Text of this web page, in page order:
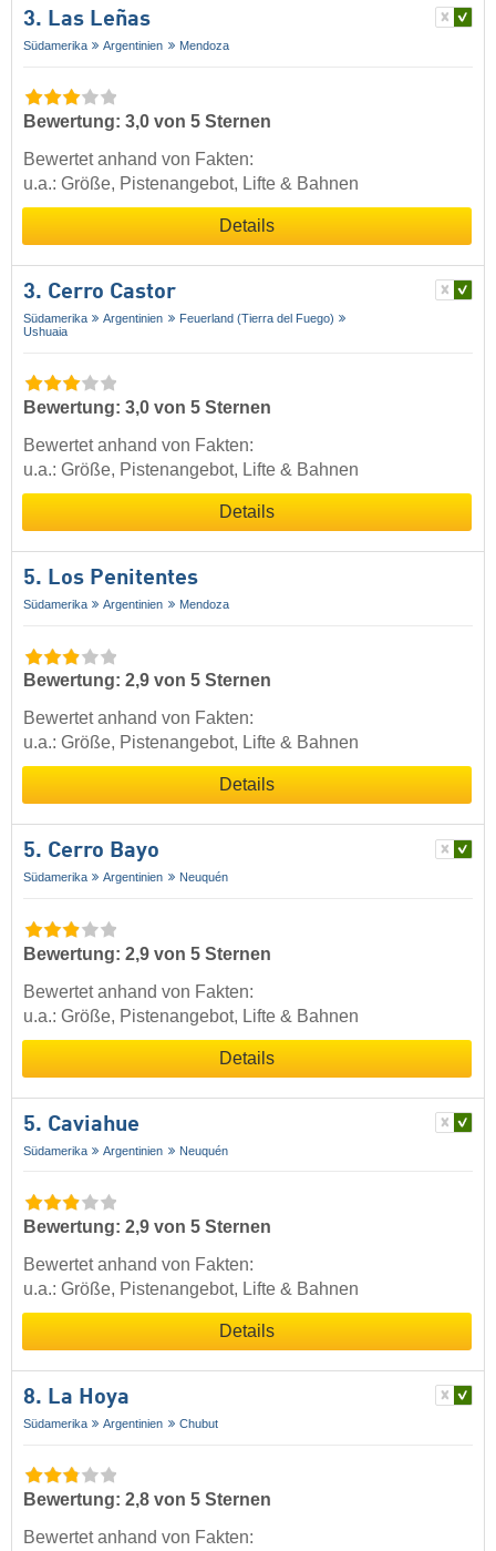
3. Las Leñas
Südamerika Argentinien Mendoza
Bewertung: 3,0 von 5 Sternen
Bewertet anhand von Fakten:
u.a.: Größe, Pistenangebot, Lifte & Bahnen
Details
3. Cerro Castor
Südamerika Argentinien
Feuerland (Tierra del Fuego)
Ushuaia
Bewertung: 3,0 von 5 Sternen
Bewertet anhand von Fakten:
u.a.: Größe, Pistenangebot, Lifte & Bahnen
Details
5. Los Penitentes
Südamerika Argentinien Mendoza
Bewertung: 2,9 von 5 Sternen
Bewertet anhand von Fakten:
u.a.: Größe, Pistenangebot, Lifte & Bahnen
Details
5. Cerro Bayo
Südamerika Argentinien Neuquén
Bewertung: 2,9 von 5 Sternen
Bewertet anhand von Fakten:
u.a.: Größe, Pistenangebot, Lifte & Bahnen
Details
5. Caviahue
Südamerika Argentinien Neuquén
Bewertung: 2,9 von 5 Sternen
Bewertet anhand von Fakten:
u.a.: Größe, Pistenangebot, Lifte & Bahnen
Details
8. La Hoya
Südamerika Argentinien Chubut
Bewertung: 2,8 von 5 Sternen
Bewertet anhand von Fakten: